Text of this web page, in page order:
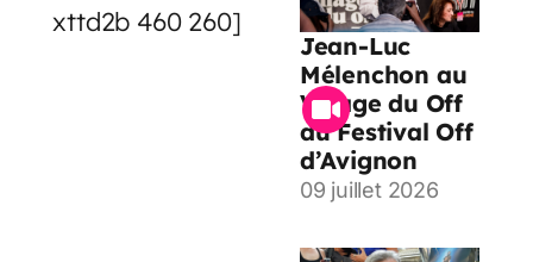
xttd2b 460 260]
Jean-Luc
Mélenchon au
Village du Off
du Festival Off
d’Avignon
09 juillet 2026